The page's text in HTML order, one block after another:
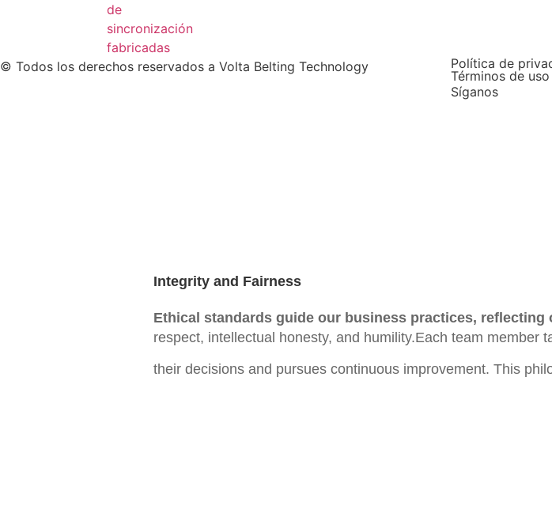
de
sincronización
fabricadas
© Todos los derechos reservados a Volta Belting Technology
Política de
Términos de uso
Síganos
Integrity and Fairness
Ethical standards guide our business practices,
respect, intellectual honesty, and humility.Each team member
their decisions and pursues continuous improvement. This